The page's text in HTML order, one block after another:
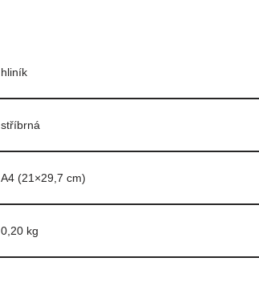
hliník
stříbrná
A4 (21×29,7 cm)
0,20 kg